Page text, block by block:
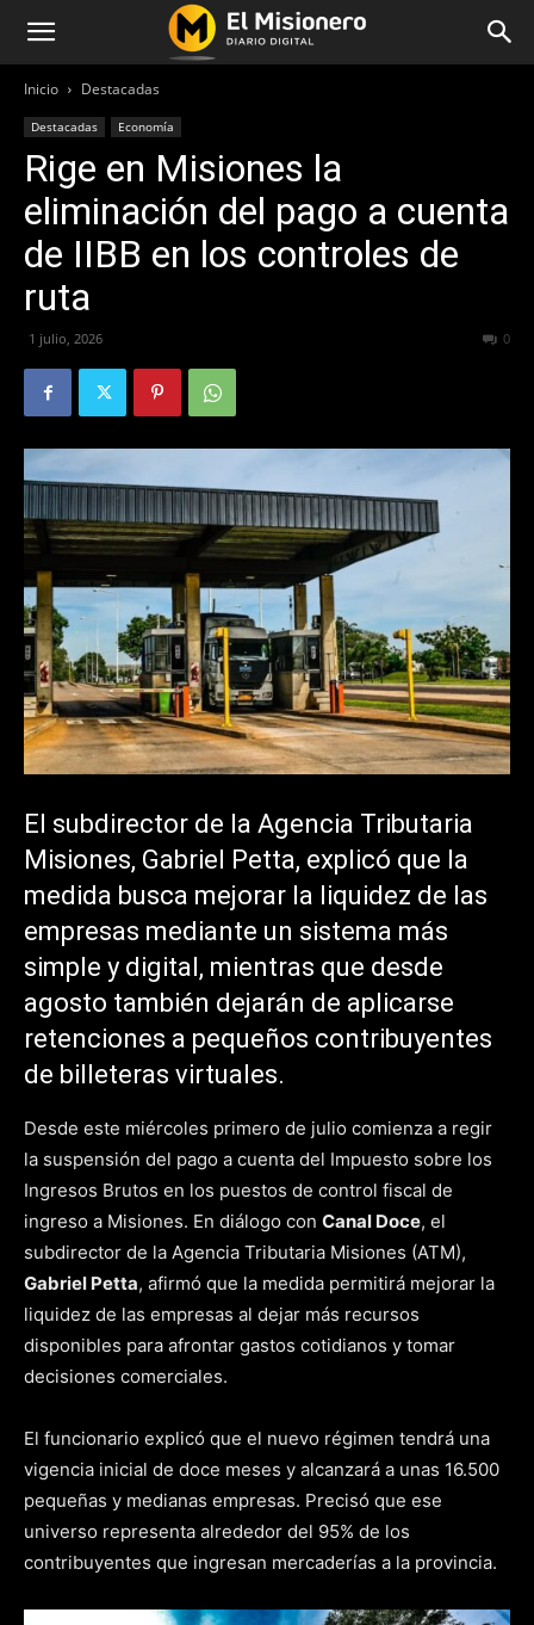
Inicio Destacadas
Destacadas Economía
Rige en Misiones la
eliminación del pago a cuenta
de IIBB en los controles de
ruta
1 julio, 2026 0
El subdirector de la Agencia Tributaria
Misiones, Gabriel Petta, explicó que la
medida busca mejorar la liquidez de las
empresas mediante un sistema más
simple y digital, mientras que desde
agosto también dejarán de aplicarse
retenciones a pequeños contribuyentes
de billeteras virtuales.
Desde este miércoles primero de julio comienza a regir
la suspensión del pago a cuenta del Impuesto sobre los
Ingresos Brutos en los puestos de control fiscal de
ingreso a Misiones. En diálogo con Canal Doce, el
subdirector de la Agencia Tributaria Misiones (ATM),
Gabriel Petta, afirmó que la medida permitirá mejorar la
liquidez de las empresas al dejar más recursos
disponibles para afrontar gastos cotidianos y tomar
decisiones comerciales.
El funcionario explicó que el nuevo régimen tendrá una
vigencia inicial de doce meses y alcanzará a unas 16.500
pequeñas y medianas empresas. Precisó que ese
universo representa alrededor del 95% de los
contribuyentes que ingresan mercaderías a la provincia.